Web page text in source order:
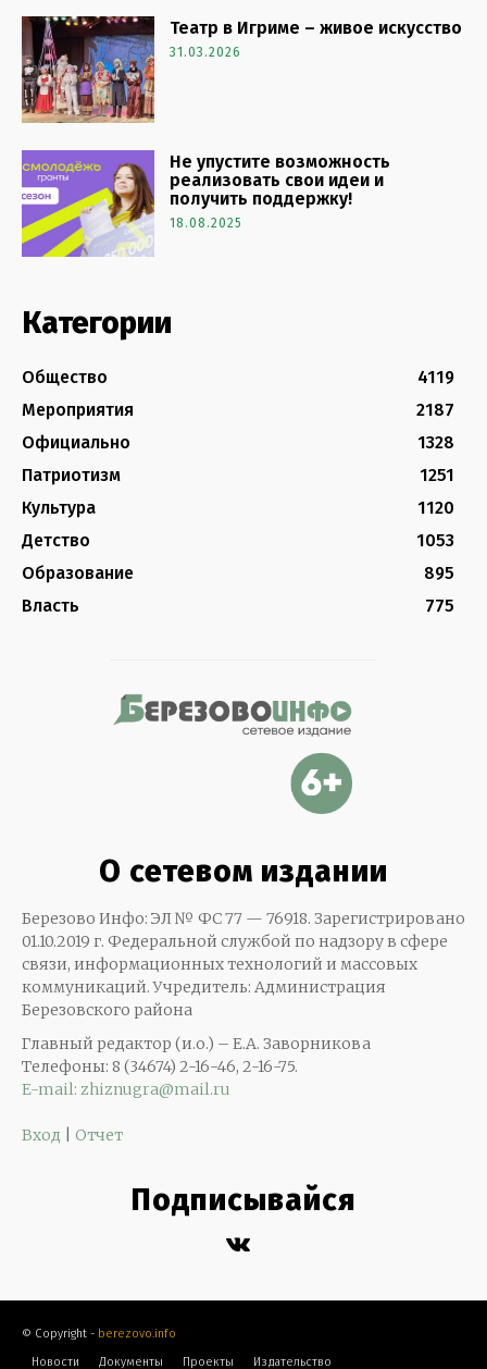
Театр в Игриме – живое искусство
31.03.2026
Не упустите возможность
реализовать свои идеи и
получить поддержку!
18.08.2025
Категории
Общество
4119
Мероприятия
2187
Официально
1328
Патриотизм
1251
Культура
1120
Детство
1053
Образование
895
Власть
775
О сетевом издании
Березово Инфо: ЭЛ № ФС 77 — 76918. Зарегистрировано
01.10.2019 г. Федеральной службой по надзору в сфере
связи, информационных технологий и массовых
коммуникаций. Учредитель: Администрация
Березовского района
Главный редактор (и.о.) – Е.А. Заворникова
Телефоны: 8 (34674) 2-16-46, 2-16-75.
E-mail: zhiznugra@mail.ru
Вход Отчет
Подписывайся
© Copyright - berezovo.info
Новости
Документы Проекты Издательство